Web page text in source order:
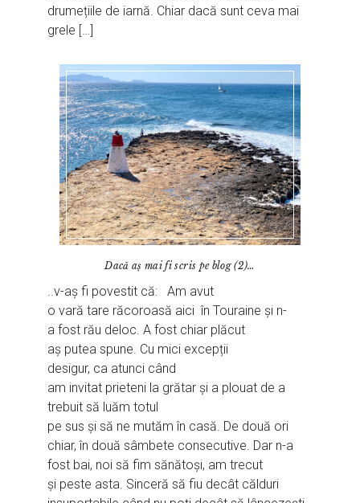
drumețiile de iarnă. Chiar dacă sunt ceva mai
grele […]
Dacă aș mai fi scris pe blog (2)…
..v-aș fi povestit că: Am avut
o vară tare răcoroasă aici în Touraine și n-
a fost rău deloc. A fost chiar plăcut
aș putea spune. Cu mici excepții
desigur, ca atunci când
am invitat prieteni la grătar și a plouat de a
trebuit să luăm totul
pe sus și să ne mutăm în casă. De două ori
chiar, în două sâmbete consecutive. Dar n-a
fost bai, noi să fim sănătoși, am trecut
și peste asta. Sinceră să fiu decât călduri